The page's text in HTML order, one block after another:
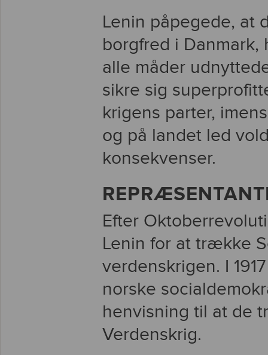
Lenin påpegede, at
borgfred i
alle måder
sikre sig
krigens parter,
og på landet led
konsekvenser.
Efter
Lenin for at trække
verdenskrigen. I
norske
henvisning til at de
Verdenskrig.